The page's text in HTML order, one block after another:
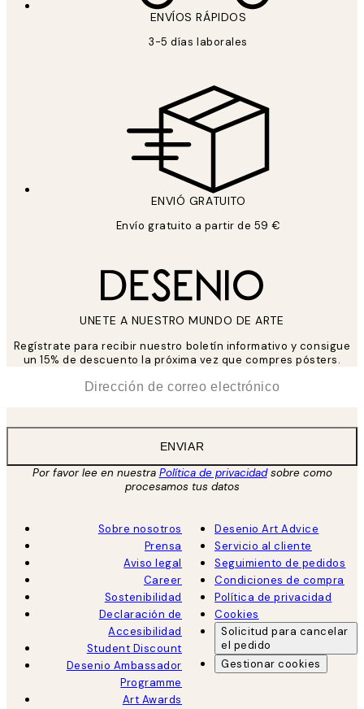
ENVÍOS RÁPIDOS
3-5 días laborales
ENVIÓ GRATUITO
Envío gratuito a partir de 59 €
UNETE A NUESTRO MUNDO DE ARTE
Regístrate para recibir nuestro boletín informativo y consigue
un 15% de descuento la próxima vez que compres pósters.
ENVIAR
Por favor lee en nuestra Política de privacidadsobre como
procesamos tus datos
Sobre nosotros
Prensa
Aviso legal
Career
Sostenibilidad
Declaración de
Accesibilidad
Student Discount
Desenio Ambassador
Programme
Art Awards
Desenio Art Advice
Servicio al cliente
Seguimiento de pedidos
Condiciones de compra
Política de privacidad
Cookies
Solicitud para cancelar
el pedido
Gestionar cookies